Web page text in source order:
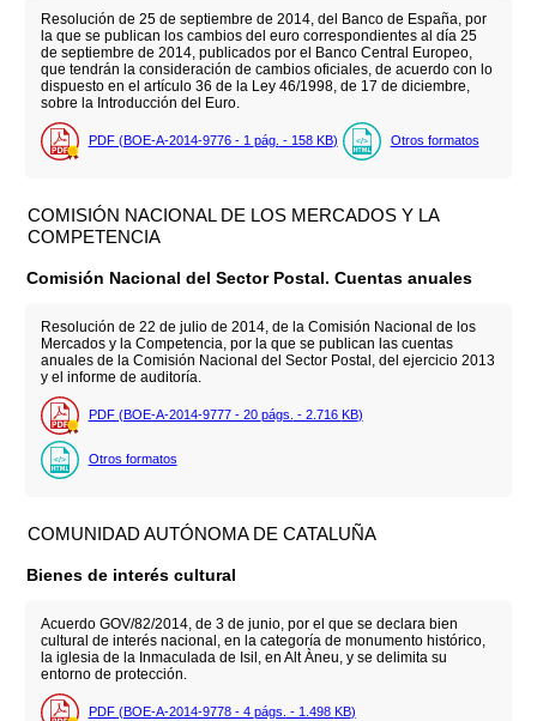
Resolución de 25 de septiembre de 2014, del Banco de España, por
la que se publican los cambios del euro correspondientes al día 25
de septiembre de 2014, publicados por el Banco Central Europeo,
que tendrán la consideración de cambios oficiales, de acuerdo con lo
dispuesto en el artículo 36 de la Ley 46/1998, de 17 de diciembre,
sobre la Introducción del Euro.
PDF (BOE-A-2014-9776 - 1 pág. - 158 KB) Otros formatos
COMISIÓN NACIONAL DE LOS MERCADOS Y LA
COMPETENCIA
Comisión Nacional del Sector Postal. Cuentas anuales
Resolución de 22 de julio de 2014, de la Comisión Nacional de los
Mercados y la Competencia, por la que se publican las cuentas
anuales de la Comisión Nacional del Sector Postal, del ejercicio 2013
y el informe de auditoría.
PDF (BOE-A-2014-9777 - 20 págs. - 2.716 KB)
Otros formatos
COMUNIDAD AUTÓNOMA DE CATALUÑA
Bienes de interés cultural
Acuerdo GOV/82/2014, de 3 de junio, por el que se declara bien
cultural de interés nacional, en la categoría de monumento histórico,
la iglesia de la Inmaculada de Isil, en Alt Àneu, y se delimita su
entorno de protección.
PDF (BOE-A-2014-9778 - 4 págs. - 1.498 KB)